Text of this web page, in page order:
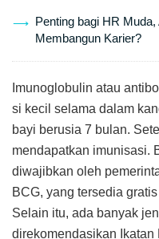
Penting bagi HR
Membangun Karier?
Imunoglobulin atau
si kecil selama dalam
bayi berusia 7 bulan.
mendapatkan imunisasi.
diwajibkan oleh
BCG, yang tersedia
Selain itu, ada banyak
direkomendasikan Ikatan